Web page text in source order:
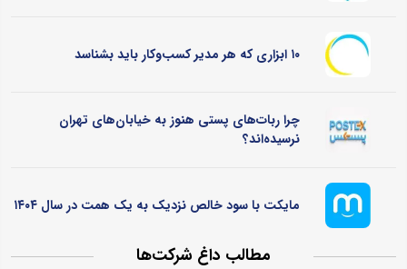
۱۰ ابزاری که هر مدیر کسب‌وکار باید بشناسد
چرا ربات‌های پستی هنوز به خیابان‌های تهران
نرسیده‌اند؟
مایکت با سود خالص نزدیک به یک همت در سال ۱۴۰۴
مطالب داغ شرکت‌ها